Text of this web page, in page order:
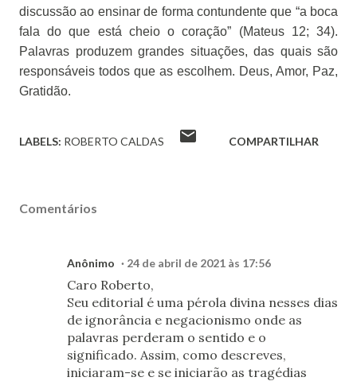
discussão ao ensinar de forma contundente que “a boca
fala do que está cheio o coração” (Mateus 12; 34).
Palavras produzem grandes situações, das quais são
responsáveis todos que as escolhem. Deus, Amor, Paz,
Gratidão.
LABELS: ROBERTO CALDAS COMPARTILHAR
Comentários
Anônimo 24 de abril de 2021 às 17:56
Caro Roberto,
Seu editorial é uma pérola divina nesses dias
de ignorância e negacionismo onde as
palavras perderam o sentido e o
significado. Assim, como descreves,
iniciaram-se e se iniciarão as tragédias